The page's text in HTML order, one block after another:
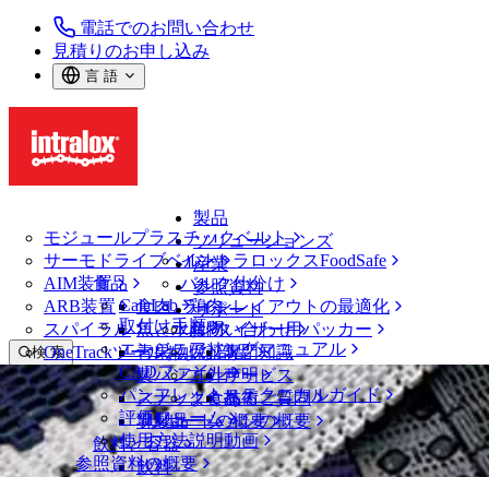
電話でのお問い合わせ
見積りのお申し込み
言 語
製品
モジュールプラスチックベルト
サーモドライブベルト
AIM装置
ARB装置
スパイラル
OneTrackツールおよび部品
ソリューションズ
イントラロックスFoodSafe
バルク仕分け
ラインレイアウトの最適化
パレタイザー用パッカー
専門知識
サービス
技術
ソリューションの概要
産業
食品
食肉、鶏肉
魚と水産物
青果物
製パン
スナック食品
乳製品
飲料と容器
飲料
参照資料
CalcLab
取付け手順
エンジニアリングマニュアル
CADファイル
パンフレット・テクニカルガイド
評価フォーム
使用方法説明動画
参照資料の概要
サポート
お問い合わせ
保証
方針声明
よくあるご質問
サポートの概要
検 索
メニューを開く
見積りのお申し込み
見積りのお申し込み